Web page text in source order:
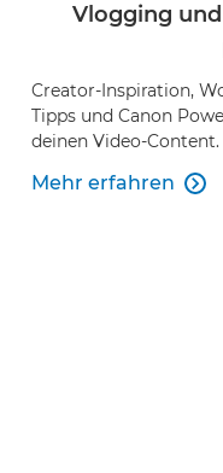
Vlogging
Creator-Inspiration,
Tipps und Canon
deinen Video-Content.
Mehr erfahren 